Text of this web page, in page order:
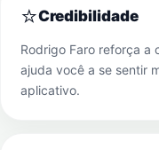
⭐Credibilidade
Rodrigo Faro reforça a
ajuda você a se sentir
aplicativo.